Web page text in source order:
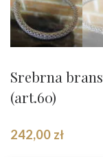
Srebrna
(art.60)
242,00 zł